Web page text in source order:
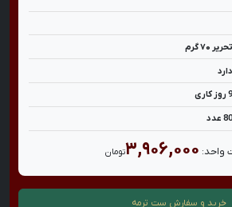
تحریر ۷۰ گرم
دارد
کاری
عدد
واحد: ۳,۹۰۶,۰۰۰تومان
خرید و سفارش ست ترمه